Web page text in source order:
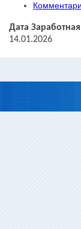
Дата
14.01.2026